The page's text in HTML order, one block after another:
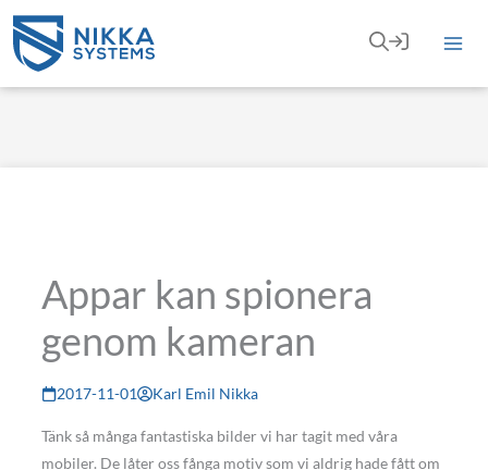
Hoppa
innehåll
Appar kan spionera
genom kameran
2017-11-01 Karl Emil Nikka
Tänk så många fantastiska bilder vi har tagit med våra
mobiler. De låter oss fånga motiv som vi aldrig hade fått om